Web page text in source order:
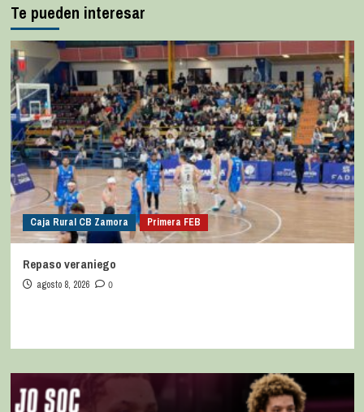
Te pueden interesar
Caja Rural CB Zamora Primera FEB
Repaso veraniego
agosto 8, 2026 0